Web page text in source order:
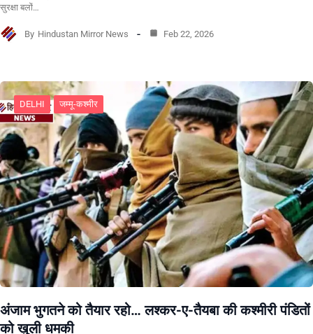
सुरक्षा बलों…
By Hindustan Mirror News Feb 22, 2026
DELHI जम्मू-कश्मीर
अंजाम भुगतने को तैयार रहो… लश्कर-ए-तैयबा की कश्मीरी पंडितों
को खुली धमकी